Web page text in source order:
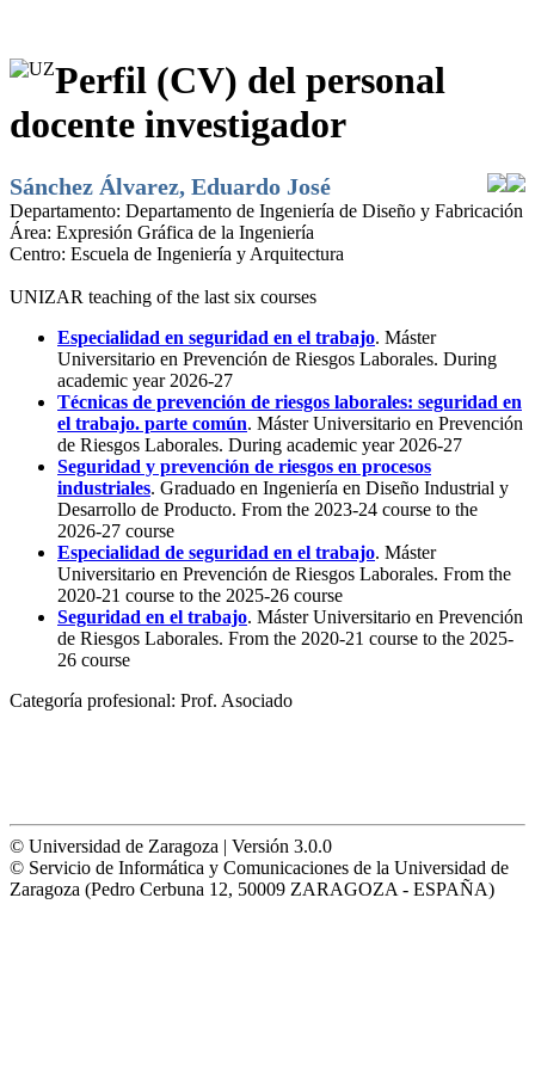
Perfil (CV) del personal
docente investigador
Sánchez Álvarez, Eduardo José
Departamento: Departamento de Ingeniería de Diseño y Fabricación
Área: Expresión Gráfica de la Ingeniería
Centro: Escuela de Ingeniería y Arquitectura
UNIZAR teaching of the last six courses
Especialidad en seguridad en el trabajo. Máster
Universitario en Prevención de Riesgos Laborales. During
academic year 2026-27
Técnicas de prevención de riesgos laborales: seguridad en
el trabajo. parte común. Máster Universitario en Prevención
de Riesgos Laborales. During academic year 2026-27
Seguridad y prevención de riesgos en procesos
industriales. Graduado en Ingeniería en Diseño Industrial y
Desarrollo de Producto. From the 2023-24 course to the
2026-27 course
Especialidad de seguridad en el trabajo. Máster
Universitario en Prevención de Riesgos Laborales. From the
2020-21 course to the 2025-26 course
Seguridad en el trabajo. Máster Universitario en Prevención
de Riesgos Laborales. From the 2020-21 course to the 2025-
26 course
Categoría profesional: Prof. Asociado
© Universidad de Zaragoza | Versión 3.0.0
© Servicio de Informática y Comunicaciones de la Universidad de
Zaragoza (Pedro Cerbuna 12, 50009 ZARAGOZA - ESPAÑA)